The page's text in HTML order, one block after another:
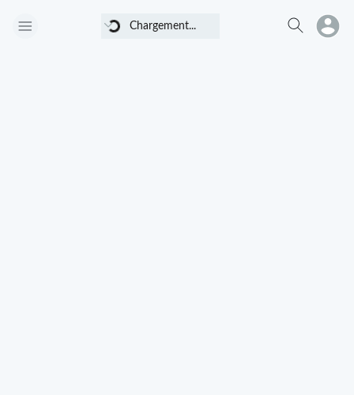
Chargement... Chargement...